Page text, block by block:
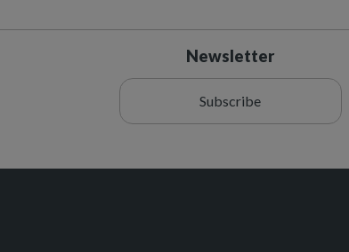
Newsletter
Subscribe